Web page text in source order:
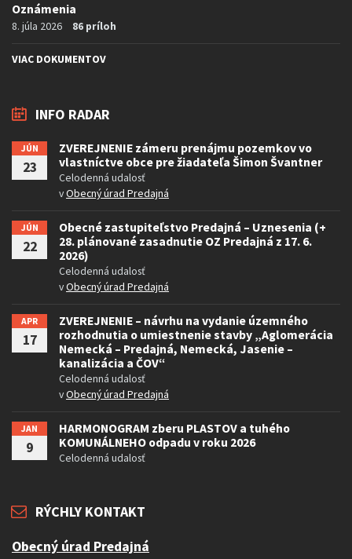
Oznámenia
8. júla 2026 86 príloh
VIAC DOKUMENTOV
INFO RADAR
JÚN
23
ZVEREJNENIE zámeru prenájmu pozemkov vo
vlastníctve obce pre žiadateľa Šimon Švantner
Celodenná udalosť
vObecný úrad Predajná
JÚN
22
Obecné zastupiteľstvo Predajná – Uznesenia (+
28. plánované zasadnutie OZ Predajná z 17. 6.
2026)
Celodenná udalosť
vObecný úrad Predajná
APR
17
ZVEREJNENIE – návrhu na vydanie územného
rozhodnutia o umiestnenie stavby „Aglomerácia
Nemecká – Predajná, Nemecká, Jasenie –
kanalizácia a ČOV“
Celodenná udalosť
vObecný úrad Predajná
JAN
9
HARMONOGRAM zberu PLASTOV a tuhého
KOMUNÁLNEHO odpadu v roku 2026
Celodenná udalosť
RÝCHLY KONTAKT
Obecný úrad Predajná